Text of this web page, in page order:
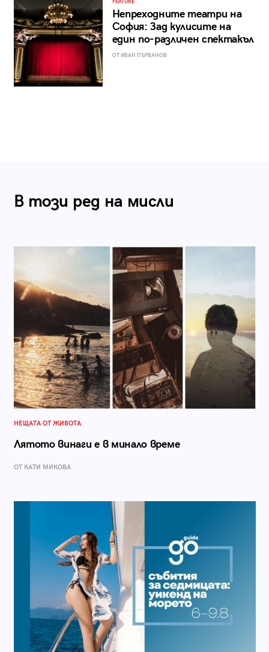
FEATURE
Непреходните театри на
София: Зад кулисите на
един по-различен спектакъл
ОТ ИВАН ПЪРВАНОВ
В този ред на мисли
НЕЩАТА ОТ ЖИВОТА
Лятото винаги е в минало време
ОТ КАТИ МИКОВА